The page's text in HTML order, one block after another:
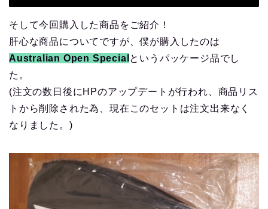
そして今回購入した商品をご紹介！
肝心な商品についてですが、僕が購入したのは
Australian Open Special というパッケージ品でし
た。
(注文の数日後にHPのアップデートが行われ、商品リス
トから削除された為、現在このセットは注文出来なく
なりました。)